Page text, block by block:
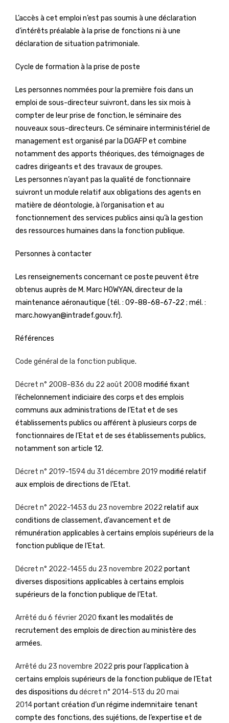
L’accès à cet emploi n’est pas soumis à une déclaration
d’intérêts préalable à la prise de fonctions ni à une
déclaration de situation patrimoniale.
Cycle de formation à la prise de poste
Les personnes nommées pour la première fois dans un
emploi de sous-directeur suivront, dans les six mois à
compter de leur prise de fonction, le séminaire des
nouveaux sous-directeurs. Ce séminaire interministériel de
management est organisé par la DGAFP et combine
notamment des apports théoriques, des témoignages de
cadres dirigeants et des travaux de groupes.
Les personnes n’ayant pas la qualité de fonctionnaire
suivront un module relatif aux obligations des agents en
matière de déontologie, à l’organisation et au
fonctionnement des services publics ainsi qu’à la gestion
des ressources humaines dans la fonction publique.
Personnes à contacter
Les renseignements concernant ce poste peuvent être
obtenus auprès de M. Marc HOWYAN, directeur de la
maintenance aéronautique (tél. : 09-88-68-67-22 ; mél. :
marc.howyan@intradef.gouv.fr).
Références
Code général de la fonction publique.
Décret n° 2008-836 du 22 août 2008 modifié fixant
l’échelonnement indiciaire des corps et des emplois
communs aux administrations de l’Etat et de ses
établissements publics ou afférent à plusieurs corps de
fonctionnaires de l’Etat et de ses établissements publics,
notamment son article 12.
Décret n° 2019-1594 du 31 décembre 2019 modifié relatif
aux emplois de directions de l’Etat.
Décret n° 2022-1453 du 23 novembre 2022 relatif aux
conditions de classement, d’avancement et de
rémunération applicables à certains emplois supérieurs de la
fonction publique de l’Etat.
Décret n° 2022-1455 du 23 novembre 2022 portant
diverses dispositions applicables à certains emplois
supérieurs de la fonction publique de l’Etat.
Arrêté du 6 février 2020 fixant les modalités de
recrutement des emplois de direction au ministère des
armées.
Arrêté du 23 novembre 2022 pris pour l’application à
certains emplois supérieurs de la fonction publique de l’Etat
des dispositions du décret n° 2014-513 du 20 mai
2014portant création d’un régime indemnitaire tenant
compte des fonctions, des sujétions, de l’expertise et de